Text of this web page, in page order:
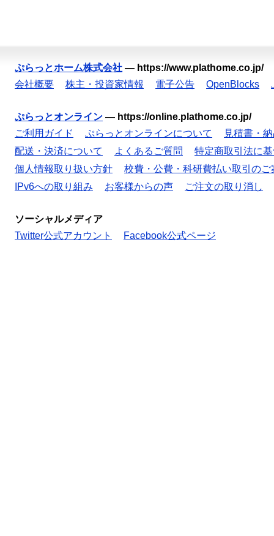
ぷらっとホーム株式会社 — https://www.plathome.co.jp/
会社概要
株主・投資家情報 電子公告 OpenBlocks
ぷらっとオンライン — https://online.plathome.co.jp/
ご利用ガイド
ぷらっとオンラインについて
見積書・
配送・決済について
よくあるご質問
特定商取引法に
個人情報取り扱い方針
校費・公費・科研費払い取引のご
IPv6への取り組み
お客様からの声 ご注文の取り消し
ソーシャルメディア
Twitter公式アカウント
Facebook公式ページ